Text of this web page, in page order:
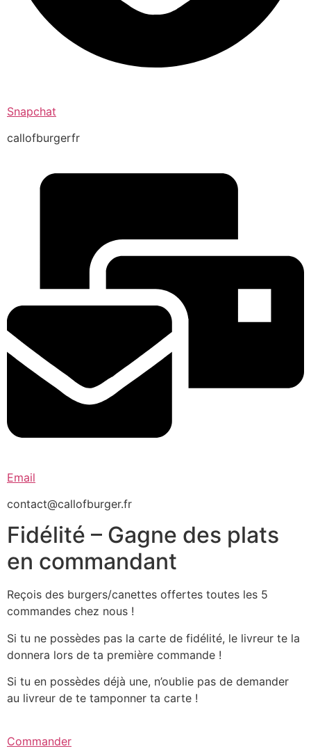
Snapchat
callofburgerfr
Email
contact@callofburger.fr
Fidélité – Gagne des plats
en commandant
Reçois des burgers/canettes offertes toutes les 5
commandes chez nous !
Si tu ne possèdes pas la carte de fidélité, le livreur te la
donnera lors de ta première commande !
Si tu en possèdes déjà une, n’oublie pas de demander
au livreur de te tamponner ta carte !
Commander